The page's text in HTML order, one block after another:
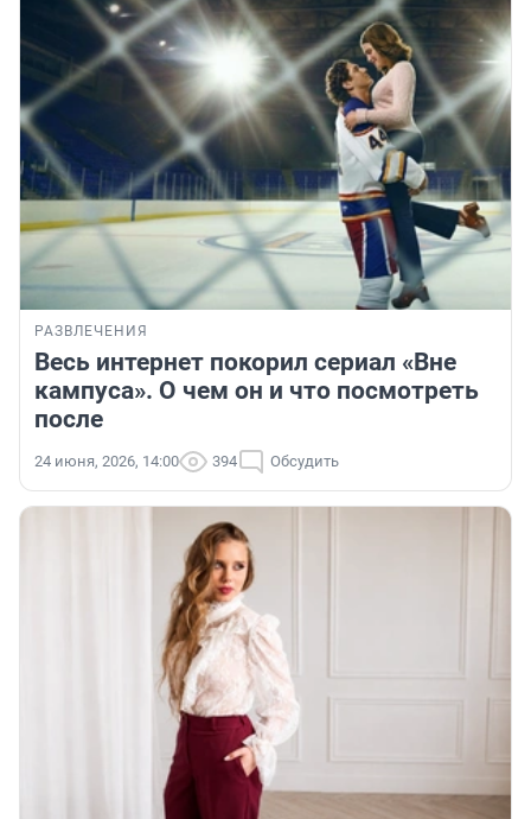
РАЗВЛЕЧЕНИЯ
Весь интернет покорил сериал «Вне
кампуса». О чем он и что посмотреть
после
24 июня, 2026, 14:00 394 Обсудить